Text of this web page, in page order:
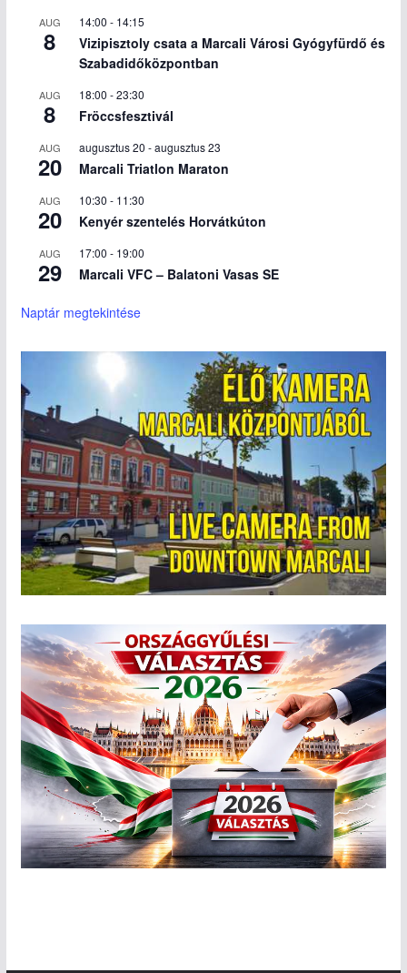
AUG
8
14:00 - 14:15
Vizipisztoly csata a Marcali Városi Gyógyfürdő és
Szabadidőközpontban
AUG
8
18:00 -23:30
Fröccsfesztivál
AUG
20
augusztus 20 -augusztus 23
Marcali Triatlon Maraton
AUG
20
10:30 - 11:30
Kenyér szentelés Horvátkúton
AUG
29
17:00 - 19:00
Marcali VFC – Balatoni Vasas SE
Naptár megtekintése